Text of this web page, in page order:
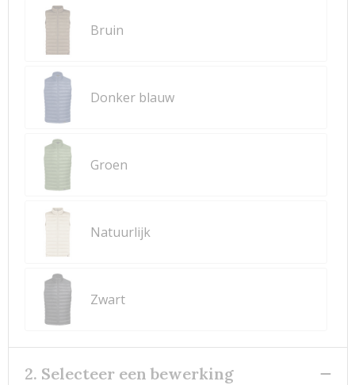
Bruin
Donker blauw
Groen
Natuurlijk
Zwart
2. Selecteer een bewerking